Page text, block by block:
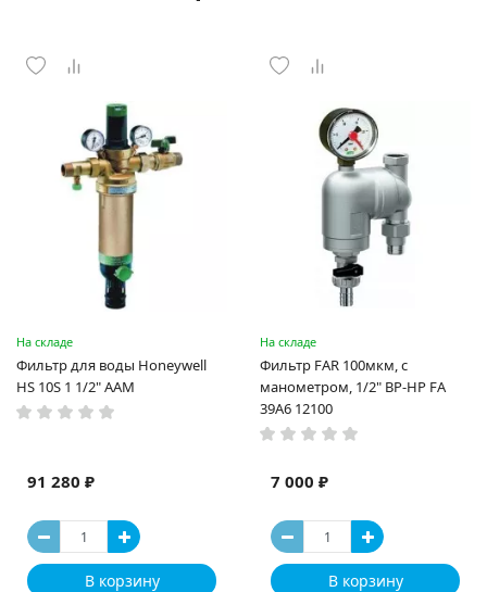
На складе
Фильтр для воды Honeywell
HS 10S 1 1/2" ААМ
91 280 ₽
В корзину
На складе
Фильтр FAR 100мкм, с
манометром, 1/2" ВР-НР FA
39A6 12100
7 000 ₽
В корзину